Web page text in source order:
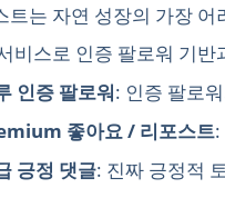
트는 자연 성장의 가장
비스로 인증 팔로워 기
인증 팔로워: 인증 팔로
좋아요 / 리포스트
긍정 댓글: 진짜 긍정적